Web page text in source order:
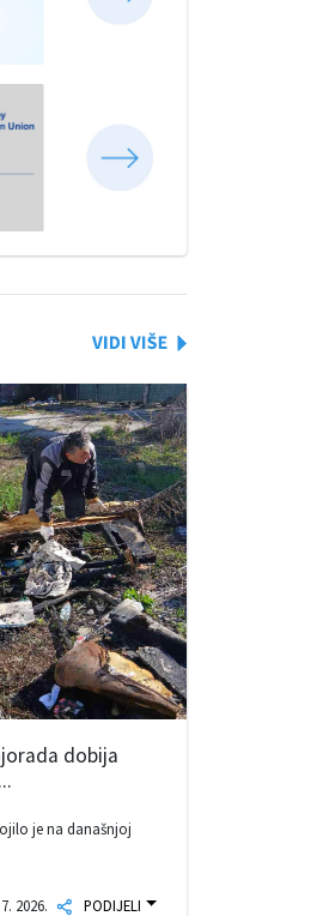
dobija
je na današnjoj
2026. PODIJELI